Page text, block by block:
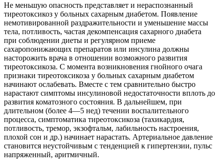
Не меньшую опасность представляет и нераспознанный
тиреотоксикоз у больных сахарным диабетом. Появление
немотивированной раздражительности и уменьшение массы
тела, потливость, частая декомпенсация сахарного диабета
при соблюдении диеты и регулярном приеме
сахаропонижающих препаратов или инсулина должны
насторожить врача в отношении возможного развития
тиреотоксикоза. С момента возникновения гнойного очага
признаки тиреотоксикоза у больных сахарным диабетом
начинают ослабевать. Вместе с тем сравнительно быстро
нарастают симптомы инсулиновой недостаточности вплоть до
развития коматозного состояния. В дальнейшем, при
длительном (более 4—5 нед) течении воспалительного
процесса, симптоматика тиреотоксикоза (тахикардия,
потливость, тремор, экзофтальм, лабильность настроения,
плохой сон и др.) начинает нарастать. Артериальное давление
становится неустойчивым с тенденцией к гипертензии, пульс
напряженный, аритмичный.